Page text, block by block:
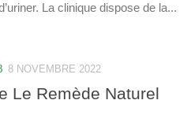
La clinique dispose de la...
8 NOVEMBRE 2022
Le Remède Naturel